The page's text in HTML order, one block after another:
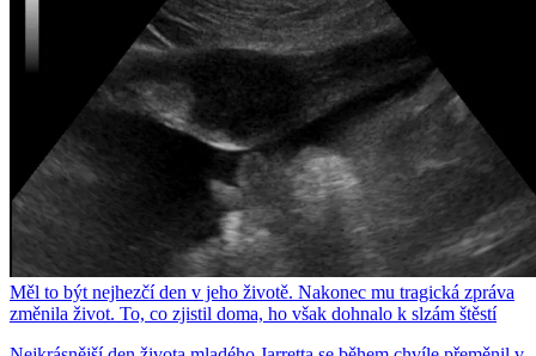
Měl to být nejhezčí den v jeho životě. Nakonec mu tragická zpráva
změnila život. To, co zjistil doma, ho však dohnalo k slzám štěstí